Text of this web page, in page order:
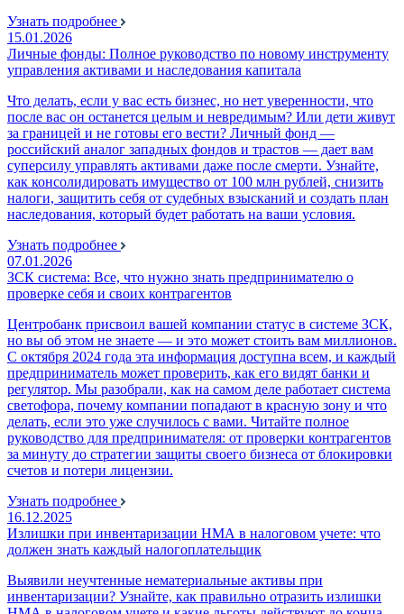
Узнать подробнее
15.01.2026
Личные фонды: Полное руководство по новому инструменту
управления активами и наследования капитала
Что делать, если у вас есть бизнес, но нет уверенности, что
после вас он останется целым и невредимым? Или дети живут
за границей и не готовы его вести? Личный фонд —
российский аналог западных фондов и трастов — дает вам
суперсилу управлять активами даже после смерти. Узнайте,
как консолидировать имущество от 100 млн рублей, снизить
налоги, защитить себя от судебных взысканий и создать план
наследования, который будет работать на ваши условия.
Узнать подробнее
07.01.2026
ЗСК система: Все, что нужно знать предпринимателю о
проверке себя и своих контрагентов
Центробанк присвоил вашей компании статус в системе ЗСК,
но вы об этом не знаете — и это может стоить вам миллионов.
С октября 2024 года эта информация доступна всем, и каждый
предприниматель может проверить, как его видят банки и
регулятор. Мы разобрали, как на самом деле работает система
светофора, почему компании попадают в красную зону и что
делать, если это уже случилось с вами. Читайте полное
руководство для предпринимателя: от проверки контрагентов
за минуту до стратегии защиты своего бизнеса от блокировки
счетов и потери лицензии.
Узнать подробнее
16.12.2025
Излишки при инвентаризации НМА в налоговом учете: что
должен знать каждый налогоплательщик
Выявили неучтенные нематериальные активы при
инвентаризации? Узнайте, как правильно отразить излишки